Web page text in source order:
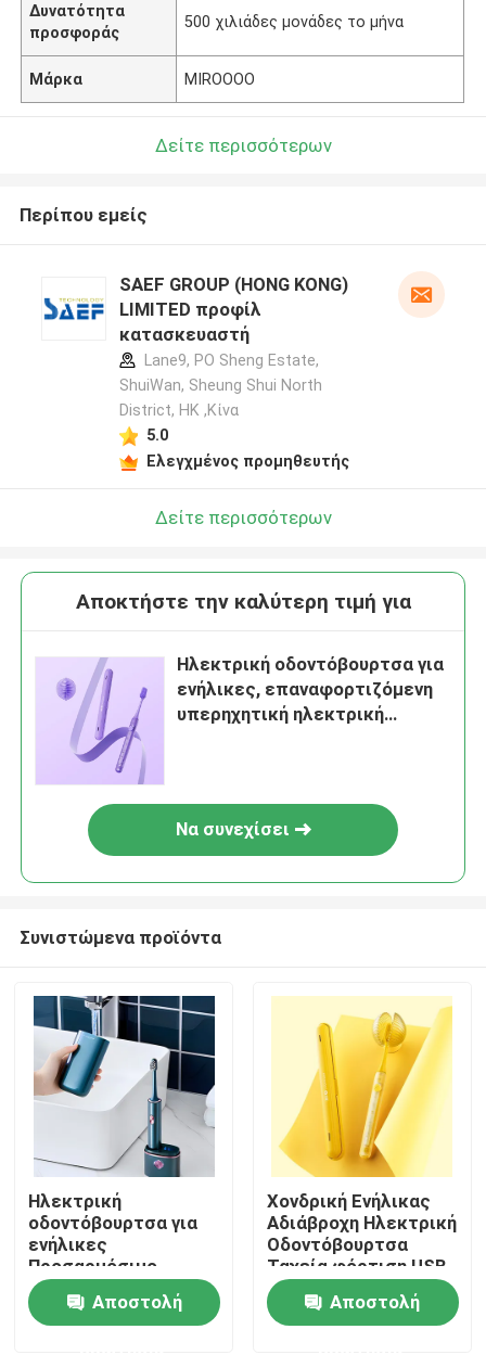
Σπίτι
Προϊόντα
Δυνατότητα
προσφοράς
500 χιλιάδες μονάδες το μήνα
Μάρκα MIROOOO
Δείτε περισσότερων
Περίπου εμείς
SAEF GROUP (HONG KONG)
LIMITED προφίλ
κατασκευαστή
Lane9, PO Sheng Estate,
ShuiWan, Sheung Shui North
District, HK ,Κίνα
5.0
Ελεγχμένος προμηθευτής
Δείτε περισσότερων
Αποκτήστε την καλύτερη τιμή για
Ηλεκτρική οδοντόβουρτσα για
ενήλικες, επαναφορτιζόμενη
υπερηχητική ηλεκτρική
Να συνεχίσει
Συνιστώμενα προϊόντα
Ηλεκτρική
οδοντόβουρτσα για
ενήλικες
Προσαρμόσιμο
εξοπλισμό
απολύμανσης
υπεριώδους
Αποστολή
Χονδρική Ενήλικας
Αδιάβροχη Ηλεκτρική
Οδοντόβουρτσα
Ταχεία φόρτιση USB
Προσαρμοσμένη
οδοντόβουρτσα
Αποστολή